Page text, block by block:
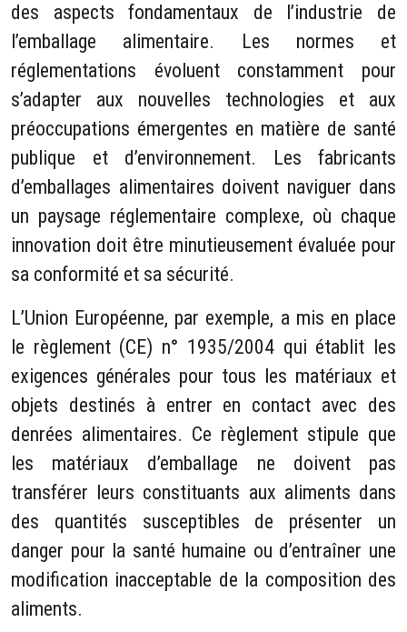
des aspects fondamentaux de l’industrie de
l’emballage alimentaire. Les normes et
réglementations évoluent constamment pour
s’adapter aux nouvelles technologies et aux
préoccupations émergentes en matière de santé
publique et d’environnement. Les fabricants
d’emballages alimentaires doivent naviguer dans
un paysage réglementaire complexe, où chaque
innovation doit être minutieusement évaluée pour
sa conformité et sa sécurité.
L’Union Européenne, par exemple, a mis en place
le règlement (CE) n° 1935/2004 qui établit les
exigences générales pour tous les matériaux et
objets destinés à entrer en contact avec des
denrées alimentaires. Ce règlement stipule que
les matériaux d’emballage ne doivent pas
transférer leurs constituants aux aliments dans
des quantités susceptibles de présenter un
danger pour la santé humaine ou d’entraîner une
modification inacceptable de la composition des
aliments.